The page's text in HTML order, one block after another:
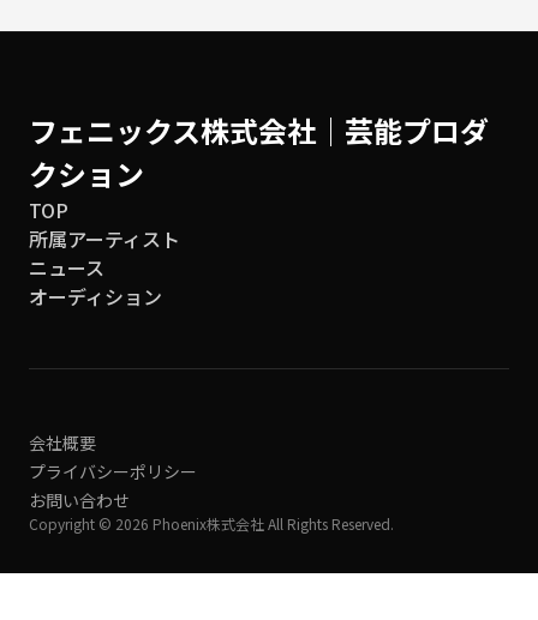
フェニックス株式会社│芸能プロダ
クション
TOP
所属アーティスト
ニュース
オーディション
会社概要
プライバシーポリシー
お問い合わせ
Copyright © 2026 Phoenix株式会社 All Rights Reserved.